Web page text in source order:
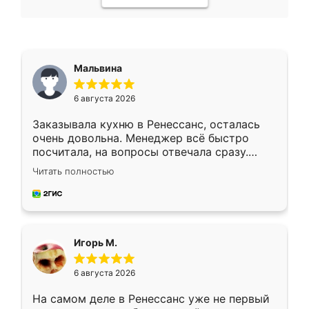
Мальвина
6 августа 2026
Заказывала кухню в Ренессанс, осталась
очень довольна. Менеджер всё быстро
посчитала, на вопросы отвечала сразу.
Замерщик приехал в субботу, подошёл к
делу со всей ответственностью. Собрали
за день, ребята работали аккуратно, даже
Читать полностью
Игорь М.
6 августа 2026
На самом деле в Ренессанс уже не первый